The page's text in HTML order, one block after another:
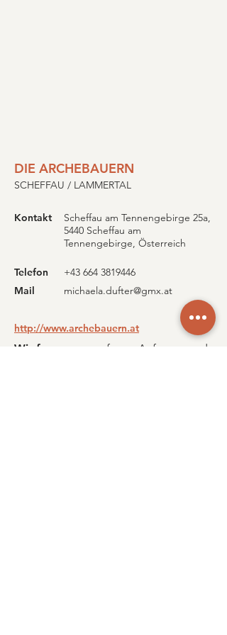
DIE ARCHEBAUERN
SCHEFFAU / LAMMERTAL
Kontakt
Scheffau am Tennengebirge 25a,
5440 Scheffau am
Tennengebirge, Österreich
Telefon
+43 664 3819446
Mail
michaela.dufter@gmx.at
http://www.archebauern.at
Wir freuen uns
auf eure Anfragen und